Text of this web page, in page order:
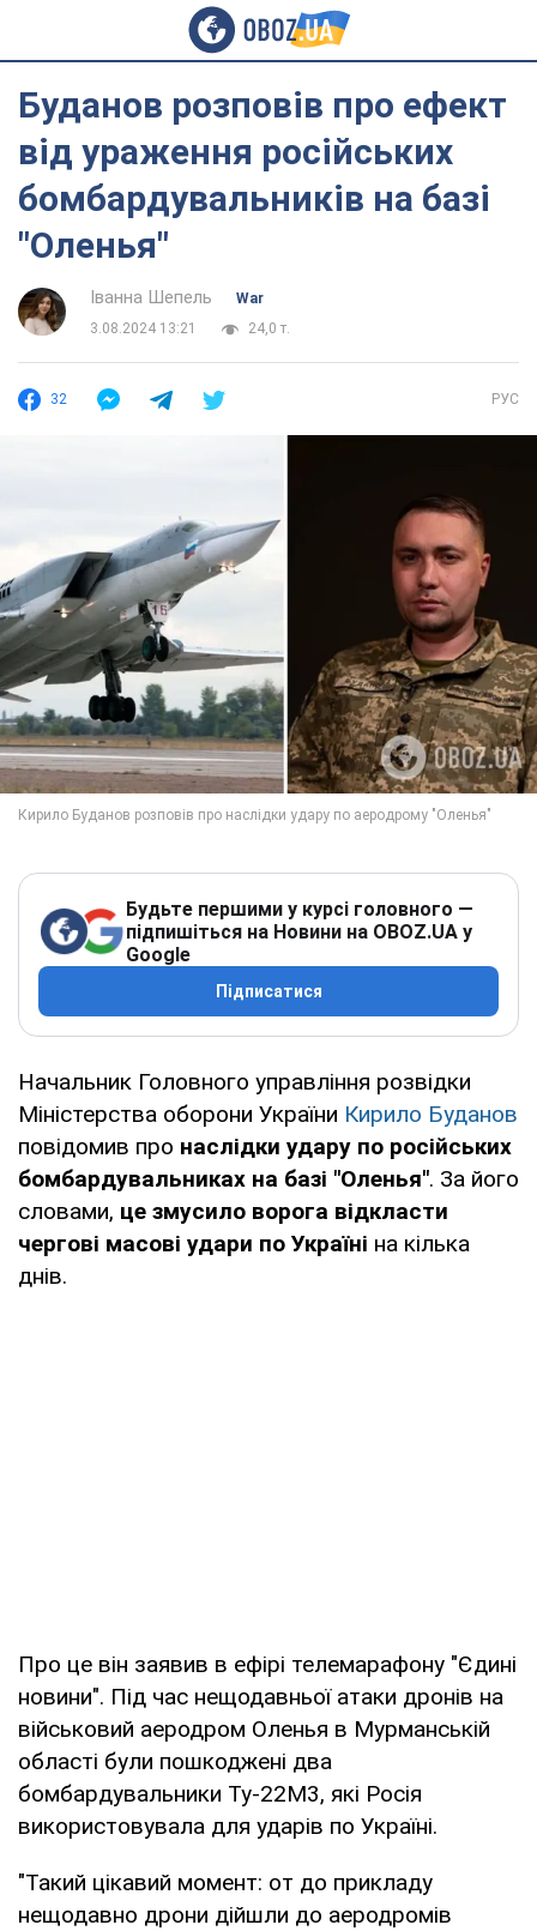
Буданов розповів про ефект
від ураження російських
бомбардувальників на базі
"Оленья"
Іванна Шепель
War
3.08.2024 13:21
24,0 т.
32 РУС
Будьте першими у курсі головного —
підпишіться на Новини на OBOZ.UA у
Google
Підписатися
Начальник Головного управління розвідки
Міністерства оборони України Кирило Буданов
повідомив про наслідки удару по російських
бомбардувальниках на базі "Оленья". За його
словами, це змусило ворога відкласти
чергові масові удари по Україні на кілька
днів.
Про це він заявив в ефірі телемарафону "Єдині
новини". Під час нещодавньої атаки дронів на
військовий аеродром Оленья в Мурманській
області були пошкоджені два
бомбардувальники Ту-22М3, які Росія
використовувала для ударів по Україні.
"Такий цікавий момент: от до прикладу
нещодавно дрони дійшли до аеродромів